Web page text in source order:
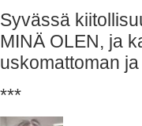
Syvässä
MINÄ OLEN, ja
uskomattoman
***